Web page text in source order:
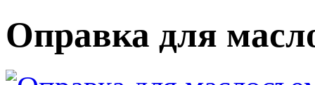
Оправка для